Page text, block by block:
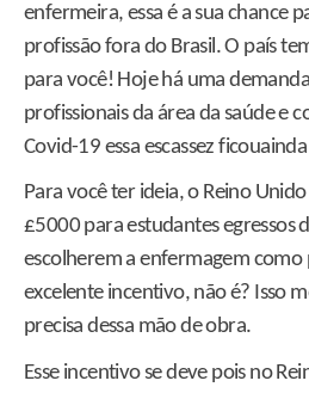
enfermeira, essa é a sua chance
profissão fora do Brasil. O país
para você! Hoje há uma
profissionais da área da saúde e
Covid-19 essa escassez
Para você ter ideia, o Reino
£5000 para estudantes egressos
escolherem a enfermagem como
excelente incentivo, não é? Isso
precisa dessa mão de obra.
Esse incentivo se deve pois no